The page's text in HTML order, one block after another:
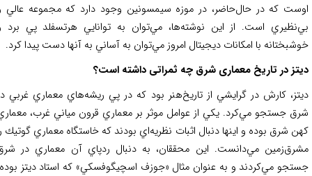
که در حال‌حاضر، در موزه سيمسونين وجود دارد كه مجموعه عالي و
است. از اين نوشته‌ها، مي‌توان به توانايي هرتسفلد پي برد و
با امكانات ديجيتال امروز مي‌توان به آساني به آنها دست پيدا كرد.
در تاریخ معماری شرق چه ثمراتی داشته است؟
كارش در گرايشي از تاريخ‌هنر بود كه در پي ريشه‌هاي معماري غربي در
جستجو مي‌كرد. يكي از عوامل موثر بر معماري قرون ‌مياني غرب، معماري
شرق بوده و اينها دنبال اثبات نظريه‌اي بودند كه خاستگاه معماري گوتيك را
مي‌دانست. اين محققان، به دنبال ردپاي آن معماري در شرق
مي‌كردند و به عنوان مثال «جوزف اسچيگوفسكي» كه استاد ديتز بوده،